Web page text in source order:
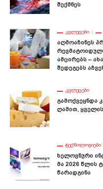
Შექმნეს
ᲙᲕᲚᲔᲕᲔᲑᲘ
Აღმოაჩინეს
Ამცირებს –
Შედეგებს
ᲙᲕᲚᲔᲕᲔᲑᲘ
Გამოქვეყნდა
Ღამით,
ᲢᲔᲥᲜᲝᲚᲝᲒᲘᲔᲑᲘ
Ხელოვნური
Მა 2026 Წლის
Წარადგინა